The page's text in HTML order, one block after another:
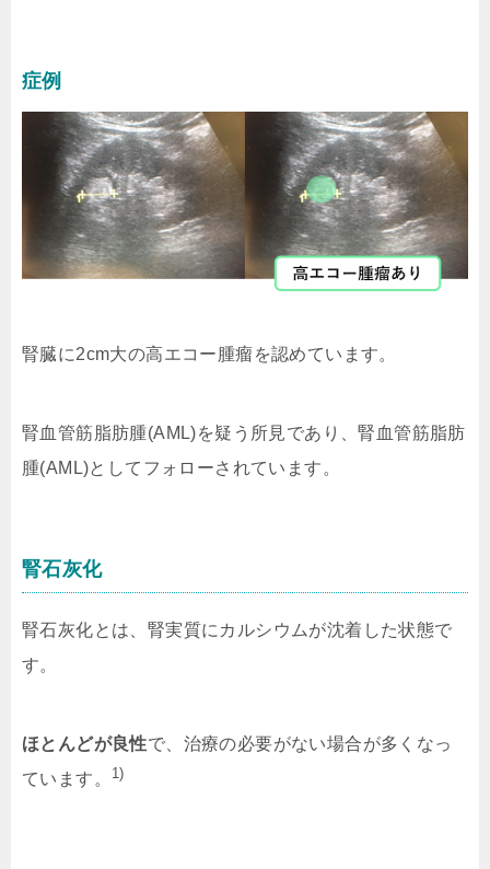
症例
腎臓に2cm大の高エコー腫瘤を認めています。
腎血管筋脂肪腫(AML)を疑う所見であり、腎血管筋脂肪
腫(AML)としてフォローされています。
腎石灰化
腎石灰化とは、腎実質にカルシウムが沈着した状態で
す。
ほとんどが良性で、治療の必要がない場合が多くなっ
ています。
1)